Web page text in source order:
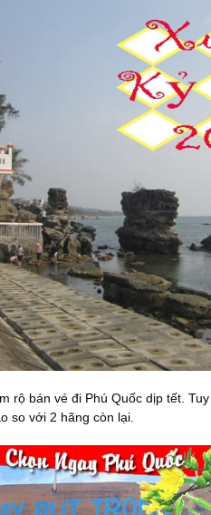
rộ bán vé đi Phú Quốc dịp tết.
so với 2 hãng còn lại.